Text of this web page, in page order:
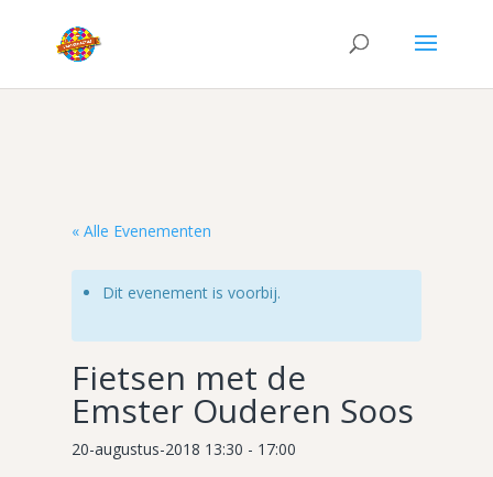
« Alle Evenementen
Dit evenement is voorbij.
Fietsen met de
Emster Ouderen Soos
20-augustus-2018 13:30 - 17:00